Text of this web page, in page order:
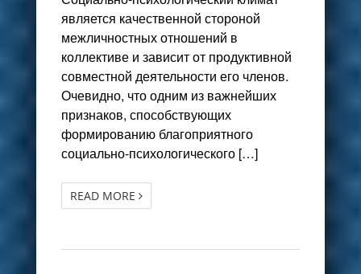
является качественной стороной
межличностных отношений в
коллективе и зависит от продуктивной
совместной деятельности его членов.
Очевидно, что одним из важнейших
признаков, способствующих
формированию благоприятного
социально-психологического […]
READ MORE